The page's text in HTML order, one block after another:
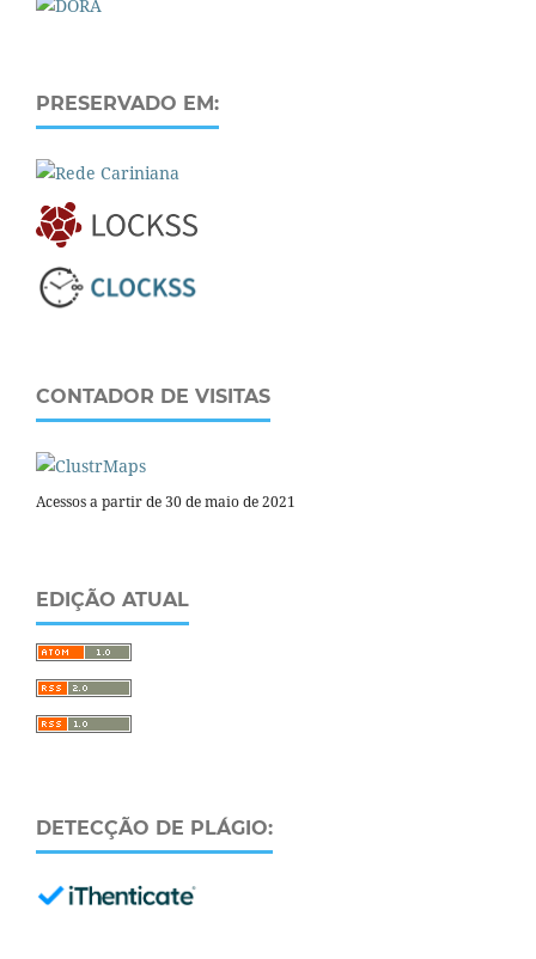
PRESERVADO EM:
CONTADOR DE VISITAS
Acessos a partir de 30 de maio de 2021
EDIÇÃO ATUAL
DETECÇÃO DE PLÁGIO: